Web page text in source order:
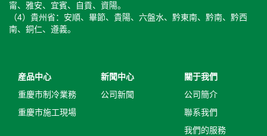
甯、雅安、宜賓、自貢、資陽。
（4）貴州省：安順、畢節、貴陽、六盤水、黔東南、黔南、黔西
南、銅仁、遵義。
産品中心
重慶市制冷業務
重慶市施工現場
新聞中心
公司新聞
關于我們
公司簡介
聯系我們
我們的服務